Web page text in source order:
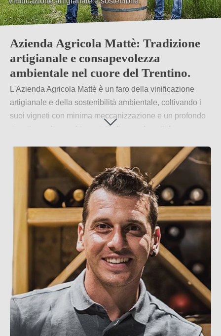
Azienda Agricola Mattè: Tradizione
artigianale e consapevolezza
ambientale nel cuore del Trentino.
L'Azienda Agricola Mattè è un faro della vinificazione
artigianale e della sostenibilità ambientale, coltivando i
suoi vigneti con minima meccanizzazione e un profondo
rispetto per le vecchie varietà di uva e le antiche
manuale garantisce che solo le uve migliori vengano
trasformate in vino, offrendo i sapori autentici del Trentino.
Fondata nel 2019 dai fratelli Bruno e Michele Mattè,
l'azienda rappresenta la continuazione della tradizione di
famiglia iniziata nel 1946 dal bisnonno Mario.
Per saperne di più→